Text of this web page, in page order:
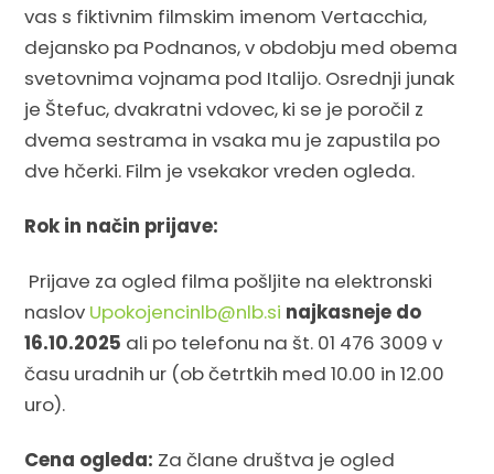
vas s fiktivnim filmskim imenom Vertacchia,
dejansko pa Podnanos, v obdobju med obema
svetovnima vojnama pod Italijo. Osrednji junak
je Štefuc, dvakratni vdovec, ki se je poročil z
dvema sestrama in vsaka mu je zapustila po
dve hčerki. Film je vsekakor vreden ogleda.
Rok in način prijave:
Prijave za ogled filma pošljite na elektronski
naslov Upokojencinlb@nlb.si najkasneje do
16.10.2025 ali po telefonu na št. 01 476 3009 v
času uradnih ur (ob četrtkih med 10.00 in 12.00
uro).
Cena ogleda: Za člane društva je ogled